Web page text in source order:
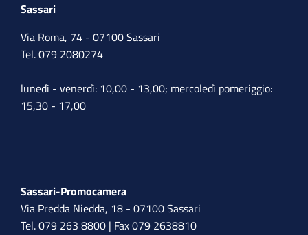
Sassari
Via Roma, 74 - 07100 Sassari
Tel. 079 2080274
lunedì - venerdì: 10,00 - 13,00; mercoledì pomeriggio:
15,30 - 17,00
Sassari-Promocamera
Via Predda Niedda, 18 - 07100 Sassari
Tel. 079 263 8800 | Fax 079 2638810